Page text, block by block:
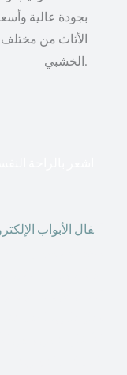
بجودة عالية
الأثاث من مختلف
الخشبي.
فال الأبواب